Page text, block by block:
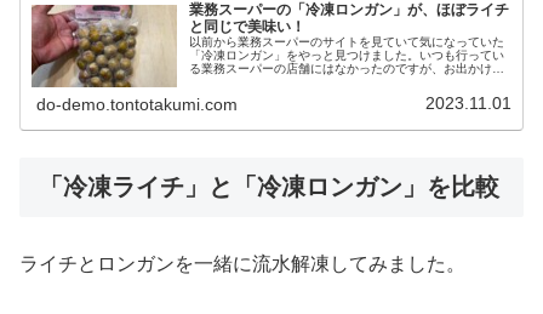
業務スーパーの「冷凍ロンガン」が、ほぼライチ
と同じで美味い！
以前から業務スーパーのサイトを見ていて気になっていた
「冷凍ロンガン」をやっと見つけました。いつも行ってい
る業務スーパーの店舗にはなかったのですが、お出かけの
みたのですが、小さめのライチのよ...
do-demo.tontotakumi.com 2023.11.01
「冷凍ライチ」と「冷凍ロンガン」を比較
ライチとロンガンを一緒に流水解凍してみました。